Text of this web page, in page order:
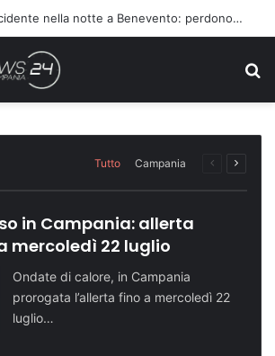
Richiesta di farmaci non accolta, scatta l’aggressione ai danni dei medici
Tutto Campania
Pagina
in Campania: allerta
mercoledì 22 luglio
Ondate di calore, in Campania
prorogata l’allerta fino a mercoledì 22
luglio…